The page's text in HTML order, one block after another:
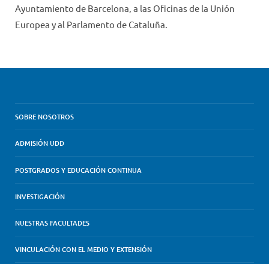
Ayuntamiento de Barcelona, a las Oficinas de la Unión
Europea y al Parlamento de Cataluña.
SOBRE NOSOTROS
ADMISIÓN UDD
POSTGRADOS Y EDUCACIÓN CONTINUA
INVESTIGACIÓN
NUESTRAS FACULTADES
VINCULACIÓN CON EL MEDIO Y EXTENSIÓN